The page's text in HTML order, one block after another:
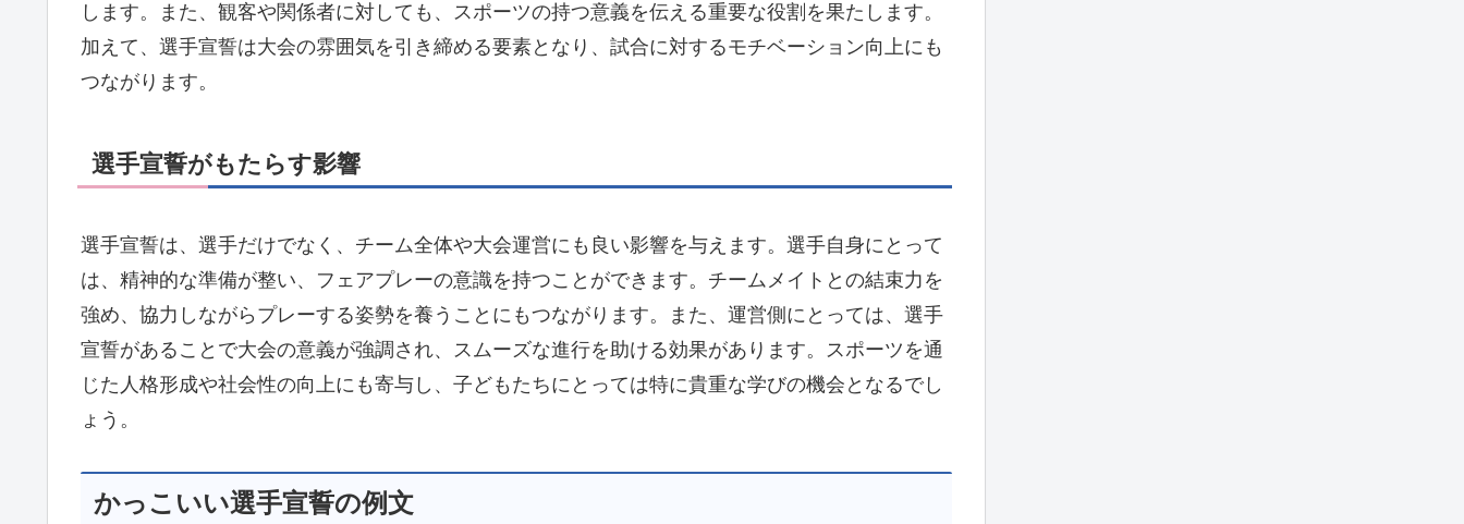
します。また、観客や関係者に対しても、スポーツの持つ意義を伝える重要な役割を果たします。
加えて、選手宣誓は大会の雰囲気を引き締める要素となり、試合に対するモチベーション向上にも
つながります。
選手宣誓がもたらす影響
選手宣誓は、選手だけでなく、チーム全体や大会運営にも良い影響を与えます。選手自身にとって
は、精神的な準備が整い、フェアプレーの意識を持つことができます。チームメイトとの結束力を
強め、協力しながらプレーする姿勢を養うことにもつながります。また、運営側にとっては、選手
宣誓があることで大会の意義が強調され、スムーズな進行を助ける効果があります。スポーツを通
じた人格形成や社会性の向上にも寄与し、子どもたちにとっては特に貴重な学びの機会となるでし
ょう。
かっこいい選手宣誓の例文